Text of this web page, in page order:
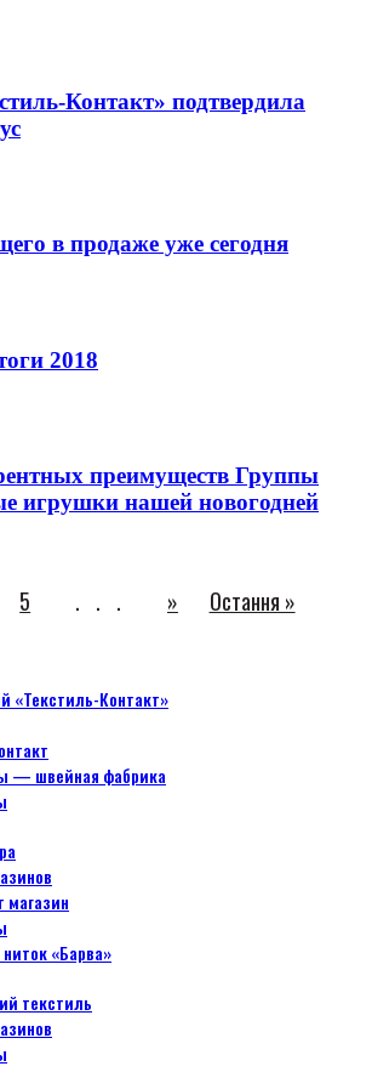
Контакт» подтвердила
в продаже уже сегодня
2018
преимуществ Группы
игрушки нашей новогодней
5 ... » Остання »
«Текстиль-Контакт»
— швейная фабрика
магазин
«Барва»
текстиль